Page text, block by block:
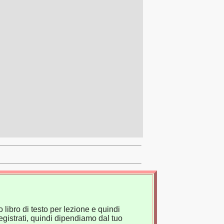
libro di testo per lezione e quindi
quindi dipendiamo dal tuo